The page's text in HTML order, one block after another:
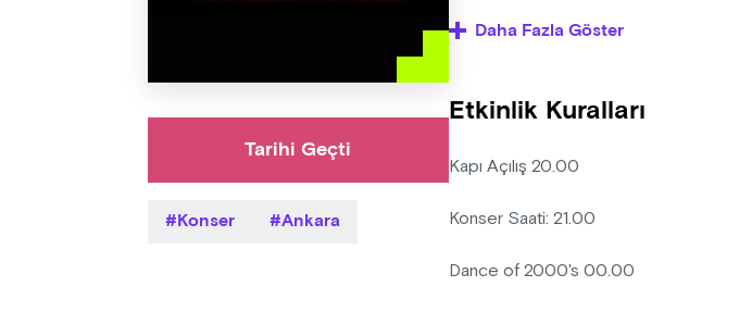
Tarihi Geçti
Konser Ankara
- Organizasyon firması, diğer
- Satın alınan biletlerde iptal, iade ve
Daha Fazla Göster
Etkinlik Kuralları
Kapı Açılış 20.00
Konser Saati: 21.00
Dance of 2000's 00.00